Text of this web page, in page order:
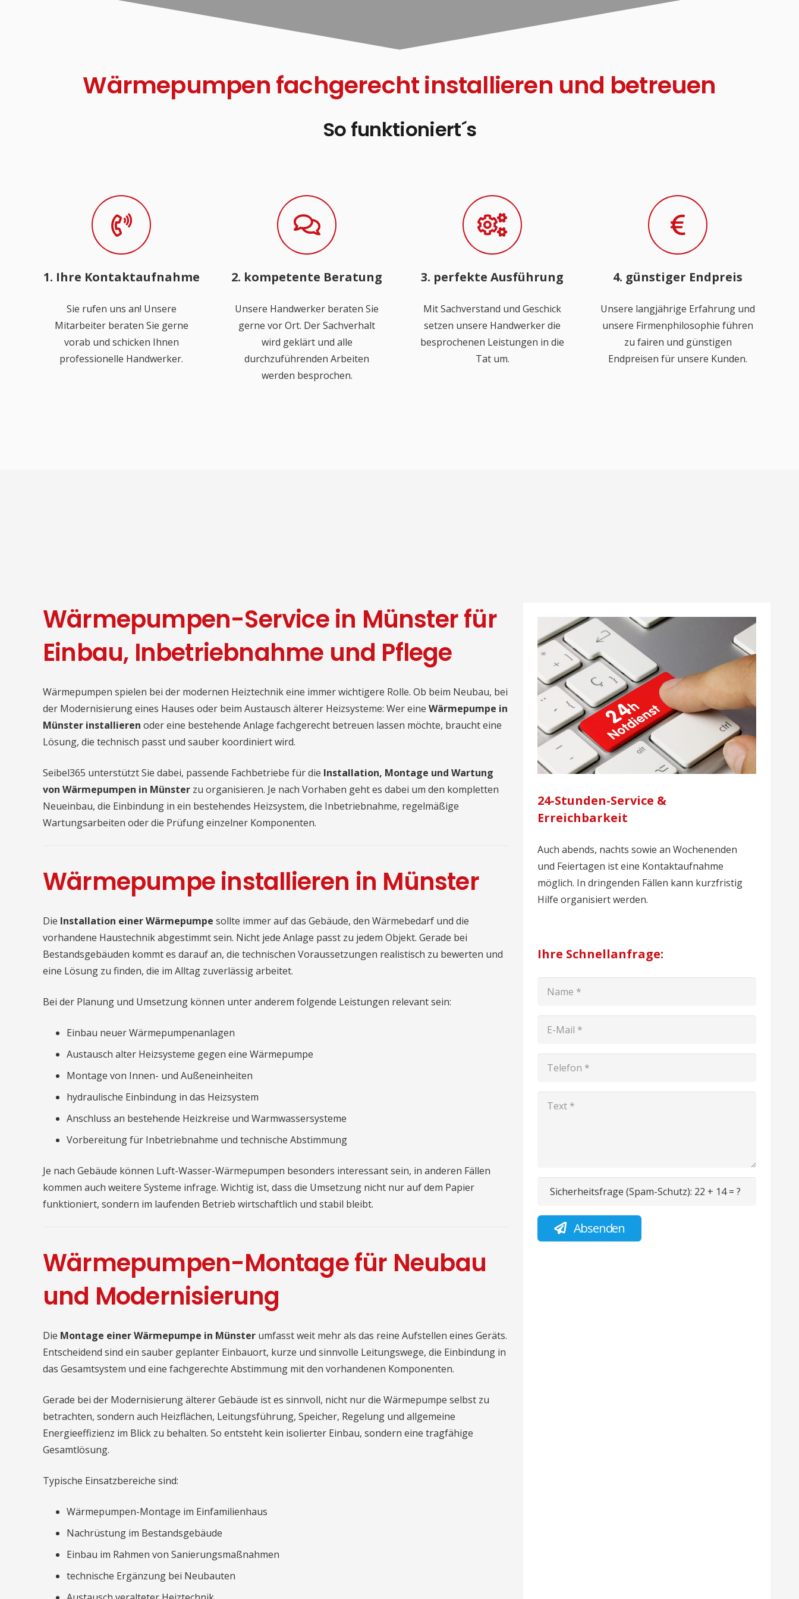
Wärmepumpen fachgerecht installieren und betreuen
So funktioniert´s
1. Ihre Kontaktaufnahme
Sie rufen uns an! Unsere
Mitarbeiter beraten Sie gerne
vorab und schicken Ihnen
professionelle Handwerker.
2. kompetente Beratung
Unsere Handwerker beraten Sie
gerne vor Ort. Der Sachverhalt
wird geklärt und alle
durchzuführenden Arbeiten
werden besprochen.
3. perfekte Ausführung
Mit Sachverstand und Geschick
setzen unsere Handwerker die
besprochenen Leistungen in die
Tat um.
4. günstiger Endpreis
Unsere langjährige Erfahrung und
unsere Firmenphilosophie führen
zu fairen und günstigen
Endpreisen für unsere Kunden.
Wärmepumpen-Service in Münster für
Einbau, Inbetriebnahme und Pflege
Wärmepumpen spielen bei der modernen Heiztechnik eine immer wichtigere Rolle. Ob beim Neubau, bei
der Modernisierung eines Hauses oder beim Austausch älterer Heizsysteme: Wer eine Wärmepumpe in
Münster installieren oder eine bestehende Anlage fachgerecht betreuen lassen möchte, braucht eine
Lösung, die technisch passt und sauber koordiniert wird.
Seibel365 unterstützt Sie dabei, passende Fachbetriebe für die Installation, Montage und Wartung
von Wärmepumpen in Münster zu organisieren. Je nach Vorhaben geht es dabei um den kompletten
Neueinbau, die Einbindung in ein bestehendes Heizsystem, die Inbetriebnahme, regelmäßige
Wartungsarbeiten oder die Prüfung einzelner Komponenten.
Wärmepumpe installieren in Münster
Die Installation einer Wärmepumpe sollte immer auf das Gebäude, den Wärmebedarf und die
vorhandene Haustechnik abgestimmt sein. Nicht jede Anlage passt zu jedem Objekt. Gerade bei
Bestandsgebäuden kommt es darauf an, die technischen Voraussetzungen realistisch zu bewerten und
eine Lösung zu finden, die im Alltag zuverlässig arbeitet.
Bei der Planung und Umsetzung können unter anderem folgende Leistungen relevant sein:
Einbau neuer Wärmepumpenanlagen
Austausch alter Heizsysteme gegen eine Wärmepumpe
Montage von Innen- und Außeneinheiten
hydraulische Einbindung in das Heizsystem
Anschluss an bestehende Heizkreise und Warmwassersysteme
Vorbereitung für Inbetriebnahme und technische Abstimmung
Je nach Gebäude können Luft-Wasser-Wärmepumpen besonders interessant sein, in anderen Fällen
kommen auch weitere Systeme infrage. Wichtig ist, dass die Umsetzung nicht nur auf dem Papier
funktioniert, sondern im laufenden Betrieb wirtschaftlich und stabil bleibt.
Wärmepumpen-Montage für Neubau
und Modernisierung
Die Montage einer Wärmepumpe in Münster umfasst weit mehr als das reine Aufstellen eines Geräts.
Entscheidend sind ein sauber geplanter Einbauort, kurze und sinnvolle Leitungswege, die Einbindung in
das Gesamtsystem und eine fachgerechte Abstimmung mit den vorhandenen Komponenten.
Gerade bei der Modernisierung älterer Gebäude ist es sinnvoll, nicht nur die Wärmepumpe selbst zu
betrachten, sondern auch Heizflächen, Leitungsführung, Speicher, Regelung und allgemeine
Energieeffizienz im Blick zu behalten. So entsteht kein isolierter Einbau, sondern eine tragfähige
Gesamtlösung.
Typische Einsatzbereiche sind:
Wärmepumpen-Montage im Einfamilienhaus
Nachrüstung im Bestandsgebäude
Einbau im Rahmen von Sanierungsmaßnahmen
technische Ergänzung bei Neubauten
24-Stunden-Service &
Erreichbarkeit
Auch abends, nachts sowie an Wochenenden
und Feiertagen ist eine Kontaktaufnahme
möglich. In dringenden Fällen kann kurzfristig
Hilfe organisiert werden.
Ihre Schnellanfrage:
Sicherheitsfrage (Spam-Schutz): 22 + 14 = ?
Absenden